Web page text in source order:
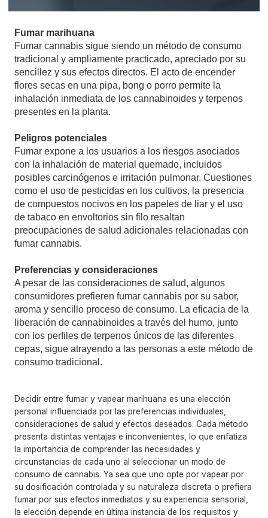
Fumar marihuana
Fumar cannabis sigue siendo un método de consumo
tradicional y ampliamente practicado, apreciado por su
sencillez y sus efectos directos. El acto de encender
flores secas en una pipa, bong o porro permite la
inhalación inmediata de los cannabinoides y terpenos
presentes en la planta.
Peligros potenciales
Fumar expone a los usuarios a los riesgos asociados
con la inhalación de material quemado, incluidos
posibles carcinógenos e irritación pulmonar. Cuestiones
como el uso de pesticidas en los cultivos, la presencia
de compuestos nocivos en los papeles de liar y el uso
de tabaco en envoltorios sin filo resaltan
preocupaciones de salud adicionales relacionadas con
fumar cannabis.
Preferencias y consideraciones
A pesar de las consideraciones de salud, algunos
consumidores prefieren fumar cannabis por su sabor,
aroma y sencillo proceso de consumo. La eficacia de la
liberación de cannabinoides a través del humo, junto
con los perfiles de terpenos únicos de las diferentes
cepas, sigue atrayendo a las personas a este método de
consumo tradicional.
Decidir entre fumar y vapear marihuana es una elección
personal influenciada por las preferencias individuales,
consideraciones de salud y efectos deseados. Cada método
presenta distintas ventajas e inconvenientes, lo que enfatiza
la importancia de comprender las necesidades y
circunstancias de cada uno al seleccionar un modo de
consumo de cannabis. Ya sea que uno opte por vapear por
su dosificación controlada y su naturaleza discreta o prefiera
fumar por sus efectos inmediatos y su experiencia sensorial,
la elección depende en última instancia de los requisitos y